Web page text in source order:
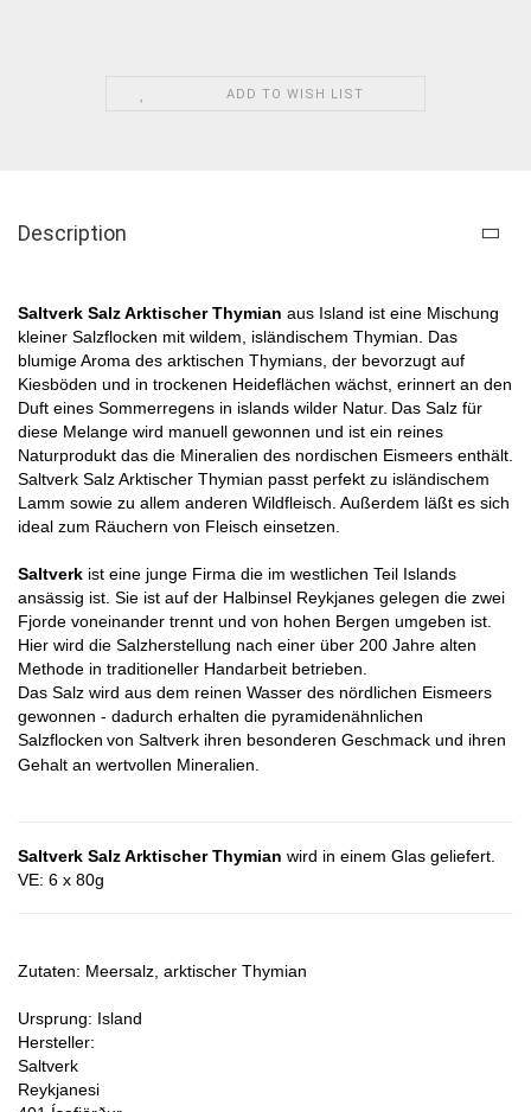
ADD TO WISH LIST
Description
Saltverk Salz Arktischer Thymian aus Island ist eine Mischung
kleiner Salzflocken mit wildem, isländischem Thymian. Das
blumige Aroma des arktischen Thymians, der bevorzugt auf
Kiesböden und in trockenen Heideflächen wächst, erinnert an den
Duft eines Sommerregens in islands wilder Natur. Das Salz für
diese Melange wird manuell gewonnen und ist ein reines
Naturprodukt das die Mineralien des nordischen Eismeers enthält.
Saltverk Salz Arktischer Thymian passt perfekt zu isländischem
Lamm sowie zu allem anderen Wildfleisch. Außerdem läßt es sich
ideal zum Räuchern von Fleisch einsetzen.
Saltverk ist eine junge Firma die im westlichen Teil Islands
ansässig ist. Sie ist auf der Halbinsel Reykjanes gelegen die zwei
Fjorde voneinander trennt und von hohen Bergen umgeben ist.
Hier wird die Salzherstellung nach einer über 200 Jahre alten
Methode in traditioneller Handarbeit betrieben.
Das Salz wird aus dem reinen Wasser des nördlichen Eismeers
gewonnen - dadurch erhalten die pyramidenähnlichen
Salzflocken von Saltverk ihren besonderen Geschmack und ihren
Gehalt an wertvollen Mineralien.
Saltverk Salz Arktischer Thymian wird in einem Glas geliefert.
VE: 6 x 80g
Zutaten: Meersalz, arktischer Thymian
Ursprung: Island
Hersteller:
Saltverk
Reykjanesi